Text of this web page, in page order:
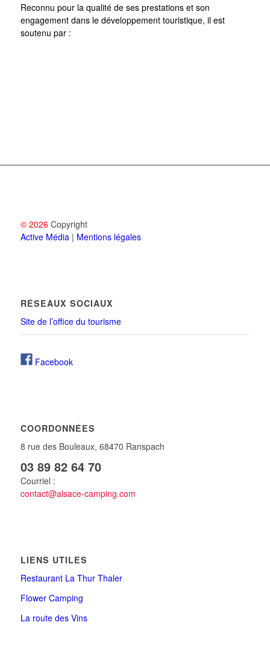
Reconnu pour la qualité de ses prestations et son
engagement dans le développement touristique, il est
soutenu par :
© 2026Copyright
Active Média | Mentions légales
RÉSEAUX SOCIAUX
Site de l’office du tourisme
Facebook
COORDONNÉES
8 rue des Bouleaux, 68470 Ranspach
03 89 82 64 70
Courriel :
contact@alsace-camping.com
LIENS UTILES
Restaurant La Thur Thaler
Flower Camping
La route des Vins